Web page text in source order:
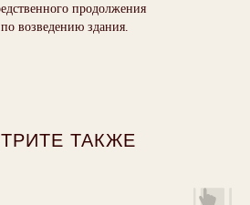
продолжения
возведению здания.
ТАКЖЕ